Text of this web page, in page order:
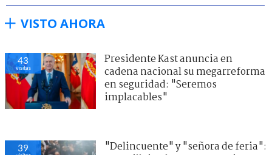
VISTO AHORA
43
visitas
Presidente Kast anuncia en
cadena nacional su megarreforma
en seguridad: "Seremos
implacables"
39
"Delincuente" y "señora de feria":